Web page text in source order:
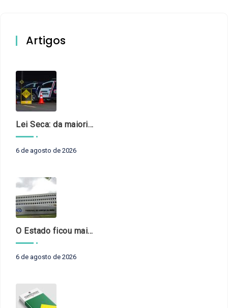
Artigos
Lei Seca: da maioridade à maturidade
6 de agosto de 2026
O Estado ficou mais complexo. O controle precisa acompanhar
6 de agosto de 2026